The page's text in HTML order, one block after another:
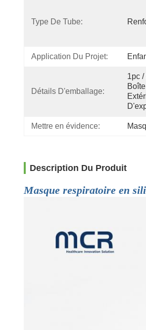
Type De Tube:
Application Du Projet:
Détails D'emballage:
1pc
Mettre en évidence:
Description Du Produit
Masque respiratoire en